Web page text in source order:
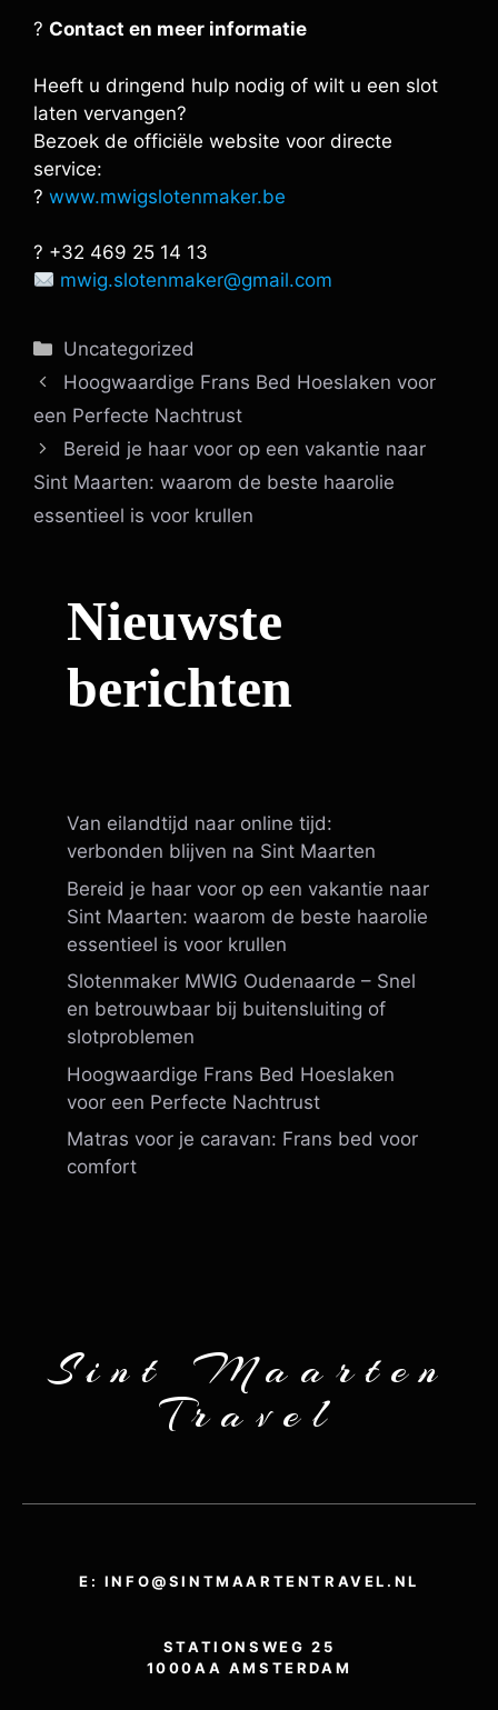
? Contact en meer informatie
Heeft u dringend hulp nodig of wilt u een slot
laten vervangen?
Bezoek de officiële website voor directe
service:
? www.mwigslotenmaker.be
? +32 469 25 14 13
mwig.slotenmaker@gmail.com
Categorieën
Uncategorized
Hoogwaardige Frans Bed Hoeslaken voor
een Perfecte Nachtrust
Bereid je haar voor op een vakantie naar
Sint Maarten: waarom de beste haarolie
essentieel is voor krullen
Nieuwste
berichten
Van eilandtijd naar online tijd:
verbonden blijven na Sint Maarten
Bereid je haar voor op een vakantie naar
Sint Maarten: waarom de beste haarolie
essentieel is voor krullen
Slotenmaker MWIG Oudenaarde – Snel
en betrouwbaar bij buitensluiting of
slotproblemen
Hoogwaardige Frans Bed Hoeslaken
voor een Perfecte Nachtrust
Matras voor je caravan: Frans bed voor
comfort
Sint Maarten
Travel
E: INFO@SINTMAARTENTRAVEL.NL
STATIONSWEG 25
1000AA AMSTERDAM